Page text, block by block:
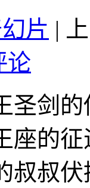
片 |
论
圣剑
座的
叔叔